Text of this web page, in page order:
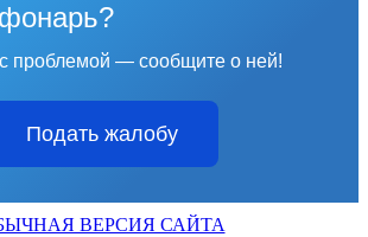
проблемой — сообщите о ней!
Подать жалобу
ВЕРСИЯ САЙТА